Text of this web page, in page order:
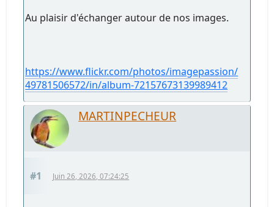
Au plaisir d'échanger autour de nos images.
https://www.flickr.com/photos/imagepassion/
49781506572/in/album-72157673139989412
MARTINPECHEUR
#1 Juin 26, 2026, 07:24:25